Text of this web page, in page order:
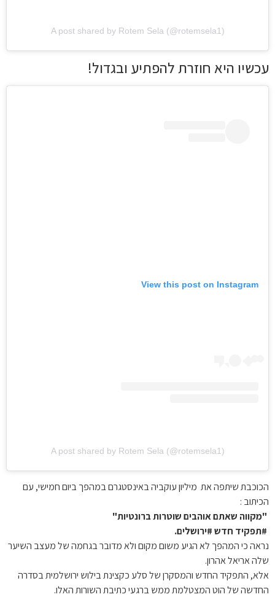
A post shared by Rotem Sela (@rotemsela1)
עכשיו היא חוזרת להפתיע ובגדול!
View this post on Instagram
A post shared by Rotem Sela (@rotemsela1)
הכוכבת שיתפה את מיליון עוקביה באינסטגרם במהפך ביום חמישי, עם
הכיתוב :
"מקווה שאתם אוהבים שוטרות ברונטיות"
#תפקיד חדש #ירושלים.
נראה כי המהפך לא הגיע משום מקום ולא מדובר בגחמה של מעצב השיער
שלה אריאל אהרון.
אלא, התפקיד החדש והמסקרן של סלע כקצינת בילוש ירושלמית בסדרה
החדשה של הוט המצטלמת ממש ברגעי כתיבת השורות האלו.